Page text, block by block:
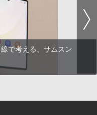
で考える、サムスン